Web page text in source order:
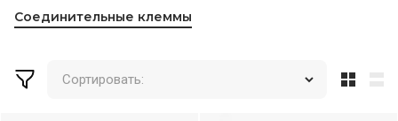
Соединительные клеммы
Сортировать: